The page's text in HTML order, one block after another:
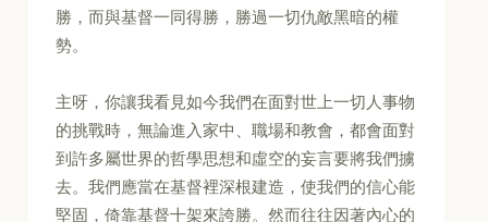
勝，而與基督一同得勝，勝過一切仇敵黑暗的權
勢。
主呀，你讓我看見如今我們在面對世上一切人事物
的挑戰時，無論進入家中、職場和教會，都會面對
到許多屬世界的哲學思想和虛空的妄言要將我們擄
去。我們應當在基督裡深根建造，使我們的信心能
堅固，倚靠基督十架來誇勝。然而往往因著內心的